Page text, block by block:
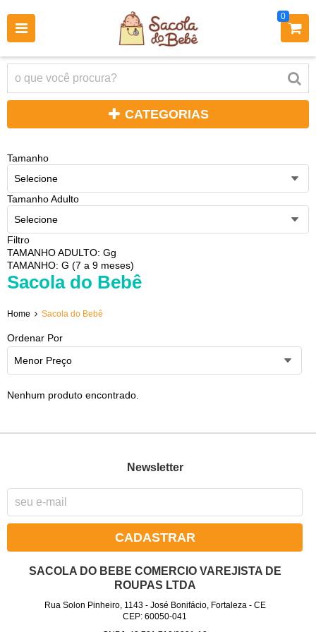
0
CATEGORIAS
Tamanho
Selecione
Tamanho Adulto
Selecione
Filtro
TAMANHO ADULTO: Gg
TAMANHO: G (7 a 9 meses)
Sacola do Bebê
Home Sacola do Bebê
Ordenar Por
Menor Preço
Nenhum produto encontrado.
Newsletter
CADASTRAR
SACOLA DO BEBE COMERCIO VAREJISTA DE
ROUPAS LTDA
Rua Solon Pinheiro, 1143- José Bonifácio, Fortaleza - CE
CEP: 60050-041